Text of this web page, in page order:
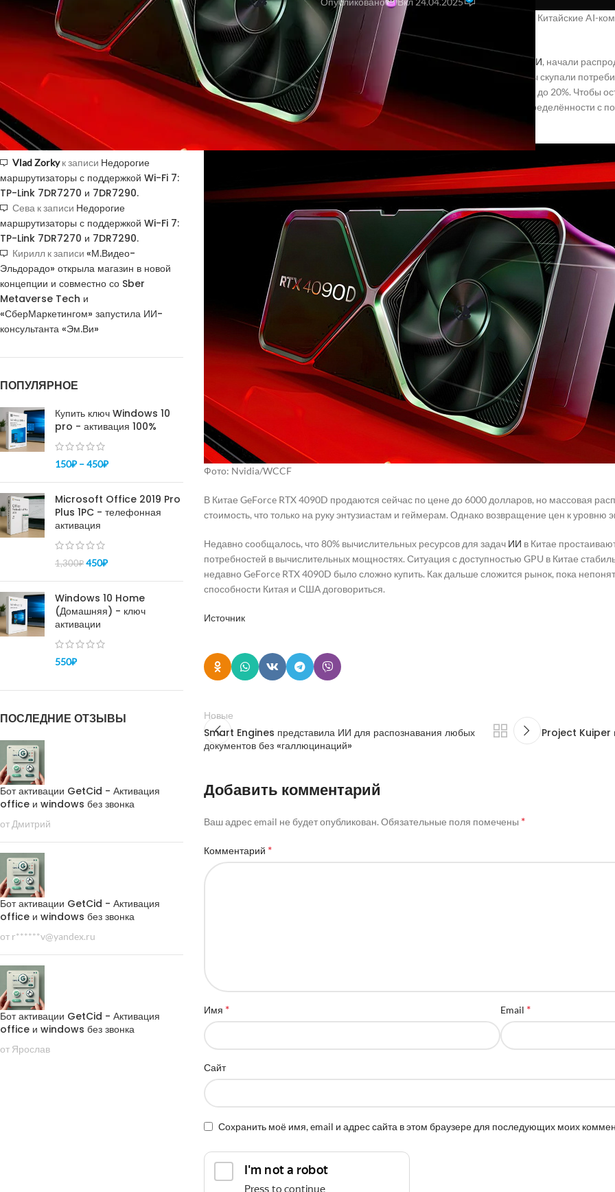
GETCID ТОКЕНЫ
Получить код подтверждения
Купить токены для получения кодов
подтверждения
НОВЫЕ КОММЕНТАРИИ
Vlad Zorkyк записи Недорогие
маршрутизаторы с поддержкой Wi-Fi 7:
TP-Link 7DR7270 и 7DR7290.
Сева к записи Недорогие
маршрутизаторы с поддержкой Wi-Fi 7:
TP-Link 7DR7270 и 7DR7290.
Кирилл к записи «М.Видео-
Эльдорадо» открыла магазин в новой
концепции и совместно со Sber
Metaverse Tech и
«СберМаркетингом» запустила ИИ-
консультанта «Эм.Ви»
ПОПУЛЯРНОЕ
Купить ключ Windows 10
pro - активация 100%
150₽ –450₽
Microsoft Office 2019 Pro
Plus 1PC - телефонная
активация
1,300₽ 450₽
Windows 10 Home
(Домашняя) - ключ
активации
550₽
ПОСЛЕДНИЕ ОТЗЫВЫ
Бот активации GetCid - Активация
office и windows без звонка
от Дмитрий
Бот активации GetCid - Активация
office и windows без звонка
от r******v@yandex.ru
Бот активации GetCid - Активация
office и windows без звонка
от Ярослав
Сначала видеокарты распродавали майнеры, теперь —
-разработчики. Китайские AI-
переизбытка вычислительных ресурсов
По данным DigiTimes, китайские компании, занимающиеся разработкойИИ, начали
4090D из-за падения спроса на вычислительные мощности. Ранее фирмы скупали
4090D, для разработки технологийИИ
, но теперь загрузка серверов упала до 20%.
продают простаивающие GPU. Причем все это происходит на фоне неопределённости с
очередного ужесточения санкций США.
Фото: Nvidia/WCCF
В Китае GeForce RTX 4090D продаются сейчас по цене до 6000 долларов, но массовая
стоимость, что только на руку энтузиастам и геймерам. Однако возвращение цен к уровню
Недавно сообщалось, что 80% вычислительных ресурсов для задач ИИ в Китае
потребностей в вычислительных мощностях. Ситуация с доступностью GPU в Китае
недавно GeForce RTX 4090D было сложно купить. Как дальше сложится рынок, пока
способности Китая и США договориться.
Источник
Новые
Smart Engines представила ИИ для распознавания любых
документов без «галлюцинаций»
Project Kuiper
Добавить комментарий
Ваш адрес email не будет опубликован. Обязательные поля помечены *
Комментарий *
Имя * Email *
Сайт
Сохранить моё имя, email и адрес сайта в этом браузере для последующих моих